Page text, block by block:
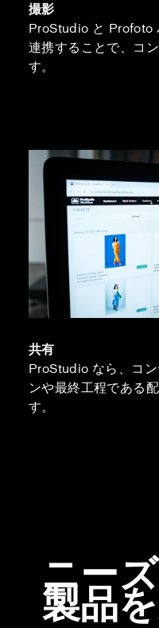
撮影
ProStudio と Profoto
連携することで、コ
す。
共有
ProStudio なら、コ
ンや最終工程である
す。
ニー
製品